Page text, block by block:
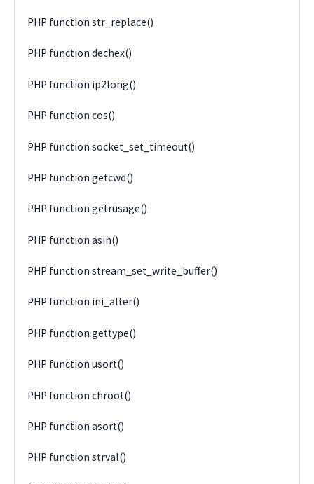
PHP function str_replace()
PHP function dechex()
PHP function ip2long()
PHP function cos()
PHP function socket_set_timeout()
PHP function getcwd()
PHP function getrusage()
PHP function asin()
PHP function stream_set_write_buffer()
PHP function ini_alter()
PHP function gettype()
PHP function usort()
PHP function chroot()
PHP function asort()
PHP function strval()